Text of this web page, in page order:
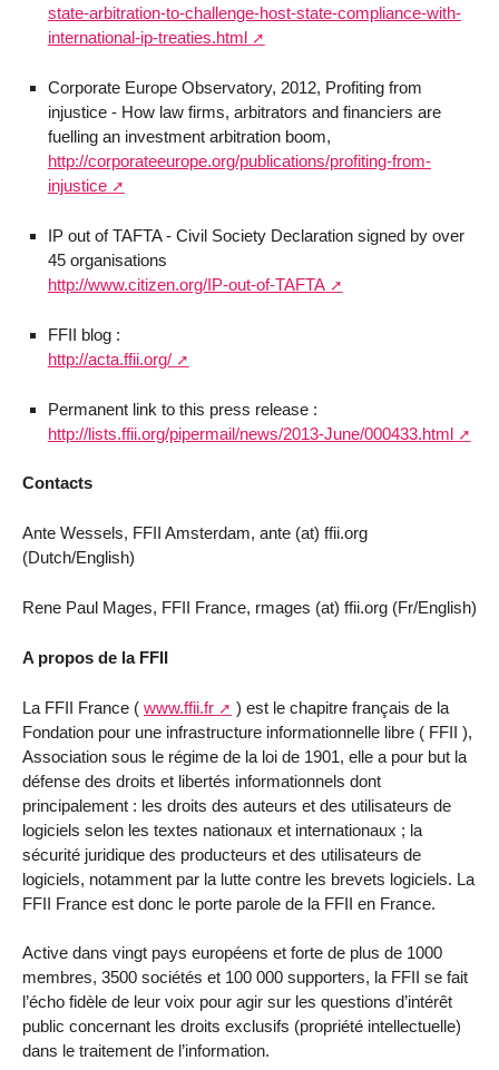
state-arbitration-to-challenge-host-state-compliance-with-
international-ip-treaties.html
Corporate Europe Observatory, 2012, Profiting from
injustice - How law firms, arbitrators and financiers are
fuelling an investment arbitration boom,
http://corporateeurope.org/publications/profiting-from-
injustice
IP out of TAFTA - Civil Society Declaration signed by over
45 organisations
http://www.citizen.org/IP-out-of-TAFTA
FFII blog :
http://acta.ffii.org/
Permanent link to this press release :
http://lists.ffii.org/pipermail/news/2013-June/000433.html
Contacts
Ante Wessels, FFII Amsterdam, ante (at) ffii.org
(Dutch/English)
Rene Paul Mages, FFII France, rmages (at) ffii.org (Fr/English)
A propos de la FFII
La FFII France ( www.ffii.fr
) est le chapitre français de la
Fondation pour une infrastructure informationnelle libre ( FFII ),
Association sous le régime de la loi de 1901, elle a pour but la
défense des droits et libertés informationnels dont
principalement : les droits des auteurs et des utilisateurs de
logiciels selon les textes nationaux et internationaux ; la
sécurité juridique des producteurs et des utilisateurs de
logiciels, notamment par la lutte contre les brevets logiciels. La
FFII France est donc le porte parole de la FFII en France.
Active dans vingt pays européens et forte de plus de 1000
membres, 3500 sociétés et 100 000 supporters, la FFII se fait
l’écho fidèle de leur voix pour agir sur les questions d’intérêt
public concernant les droits exclusifs (propriété intellectuelle)
dans le traitement de l’information.